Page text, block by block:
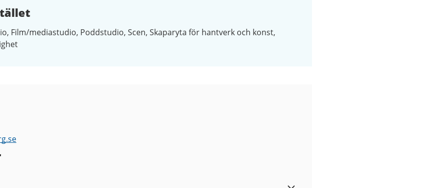
Film/mediastudio Poddstudio Scen Skaparyta för hantverk och konst